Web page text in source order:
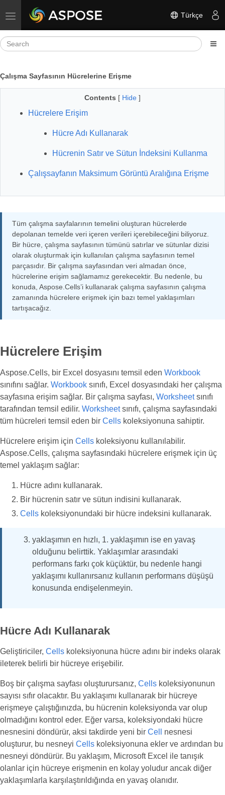
Toggle navigation Türkçe
Çalışma Sayfasının Hücrelerine Erişme
Contents [ Hide ]
Hücrelere Erişim
Hücre Adı Kullanarak
Hücrenin Satır ve Sütun İndeksini Kullanma
Çalışsayfanın Maksimum Görüntü Aralığına Erişme
Tüm çalışma sayfalarının temelini oluşturan hücrelerde
depolanan temelde veri içeren verileri içerebileceğini biliyoruz.
Bir hücre, çalışma sayfasının tümünü satırlar ve sütunlar dizisi
olarak oluşturmak için kullanılan çalışma sayfasının temel
parçasıdır. Bir çalışma sayfasından veri almadan önce,
hücrelerine erişim sağlamamız gerekecektir. Bu nedenle, bu
konuda, Aspose.Cells’i kullanarak çalışma sayfasının çalışma
zamanında hücrelere erişmek için bazı temel yaklaşımları
tartışacağız.
Hücrelere Erişim
Aspose.Cells, bir Excel dosyasını temsil eden Workbook
sınıfını sağlar. Workbook sınıfı, Excel dosyasındaki her çalışma
sayfasına erişim sağlar. Bir çalışma sayfası, Worksheetsınıfı
tarafından temsil edilir. Worksheetsınıfı, çalışma sayfasındaki
tüm hücreleri temsil eden bir Cells koleksiyonuna sahiptir.
Hücrelere erişim için Cells koleksiyonu kullanılabilir.
Aspose.Cells, çalışma sayfasındaki hücrelere erişmek için üç
temel yaklaşım sağlar:
Hücre adını kullanarak.
Bir hücrenin satır ve sütun indisini kullanarak.
Cells koleksiyonundaki bir hücre indeksini kullanarak.
yaklaşımın en hızlı, 1. yaklaşımın ise en yavaş
olduğunu belirttik. Yaklaşımlar arasındaki
performans farkı çok küçüktür, bu nedenle hangi
yaklaşımı kullanırsanız kullanın performans düşüşü
konusunda endişelenmeyin.
Hücre Adı Kullanarak
Geliştiriciler, Cells koleksiyonuna hücre adını bir indeks olarak
ileterek belirli bir hücreye erişebilir.
Boş bir çalışma sayfası oluşturursanız, Cells koleksiyonunun
sayısı sıfır olacaktır. Bu yaklaşımı kullanarak bir hücreye
erişmeye çalıştığınızda, bu hücrenin koleksiyonda var olup
olmadığını kontrol eder. Eğer varsa, koleksiyondaki hücre
nesnesini döndürür, aksi takdirde yeni bir Cell
nesnesi
oluşturur, bu nesneyi Cells koleksiyonuna ekler ve ardından bu
nesneyi döndürür. Bu yaklaşım, Microsoft Excel ile tanışık
olanlar için hücreye erişmenin en kolay yoludur ancak diğer
yaklaşımlarla karşılaştırıldığında en yavaş olanıdır.